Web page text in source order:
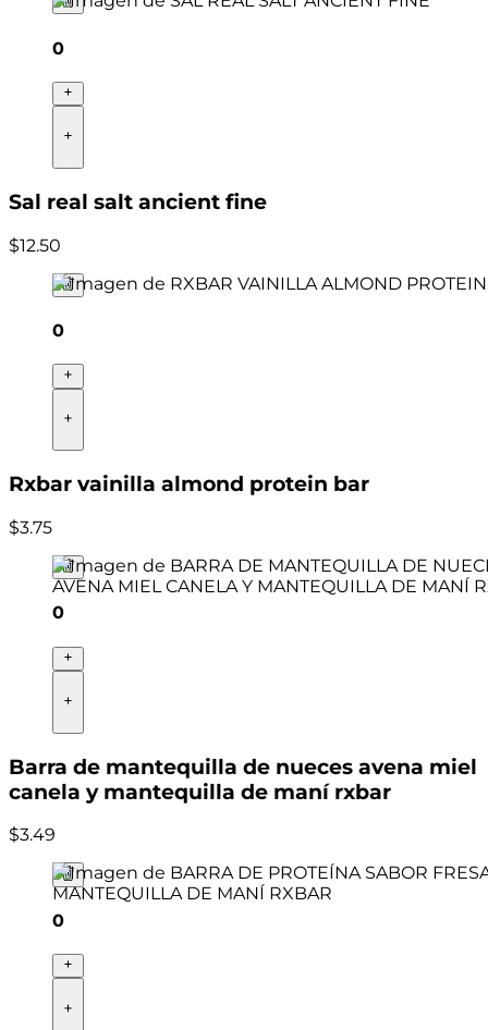
0
Sal real salt ancient fine
$12.50
0
Rxbar vainilla almond protein bar
$3.75
0
Barra de mantequilla de nueces avena miel
canela y mantequilla de maní rxbar
$3.49
0